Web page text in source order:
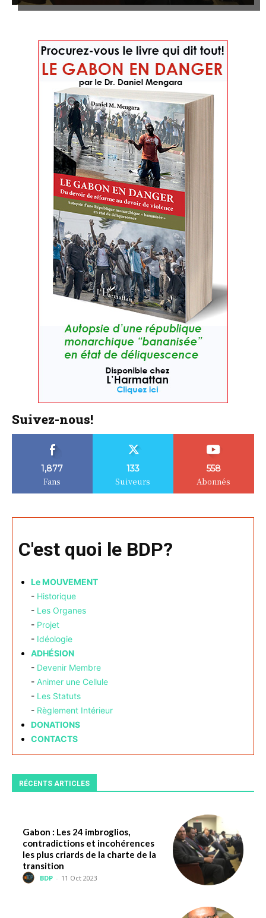
Suivez-nous!
1,877
Fans
133
Suiveurs
558
Abonnés
C'est quoi le BDP?
Le MOUVEMENT
- Historique
- Les Organes
- Projet
- Idéologie
ADHÉSION
- Devenir Membre
- Animer une Cellule
- Les Statuts
- Règlement Intérieur
DONATIONS
CONTACTS
RÉCENTS ARTICLES
Gabon : Les 24 imbroglios,
contradictions et incohérences
les plus criards de la charte de la
transition
BDP - 11 Oct 2023